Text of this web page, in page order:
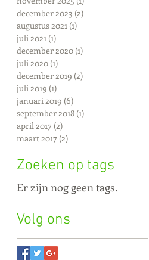
december 2023 (2)
augustus 2021 (1)
juli 2021 (1)
december 2020 (1)
juli 2020 (1)
december 2019 (2)
juli 2019 (1)
januari 2019 (6)
september 2018 (1)
april 2017 (2)
maart 2017 (2)
Zoeken op tags
Er zijn nog geen tags.
Volg ons